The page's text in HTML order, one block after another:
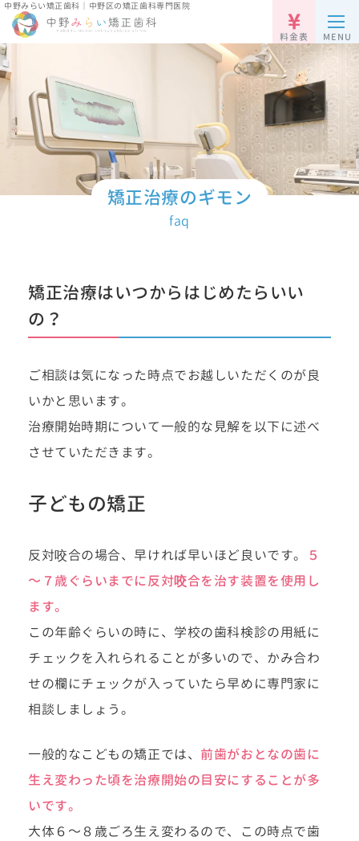
中野みらい矯正歯科｜中野区の矯正歯科専門医院
料金表 MENU
矯正治療のギモン
faq
矯正治療はいつからはじめたらいい
の？
ご相談は気になった時点でお越しいただくのが良
いかと思います。
治療開始時期について一般的な見解を以下に述べ
させていただきます。
子どもの矯正
反対咬合の場合、早ければ早いほど良いです。
５
～７歳ぐらいまでに反対咬合を治す装置を使用し
ます。
この年齢ぐらいの時に、学校の歯科検診の用紙に
チェックを入れられることが多いので、かみ合わ
せの欄にチェックが入っていたら早めに専門家に
相談しましょう。
一般的なこどもの矯正では、 前歯がおとなの歯に
生え変わった頃を治療開始の目安にすることが多
いです。
大体６～８歳ごろ生え変わるので、この時点で歯